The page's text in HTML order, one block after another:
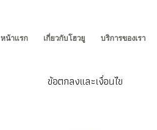
หน้าแรก เกี่ยวกับโฮวยู บริการของเรา
ข้อตกลงและเงื่อนไข